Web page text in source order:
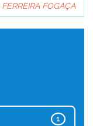
FERREIRA FOGAÇA
1